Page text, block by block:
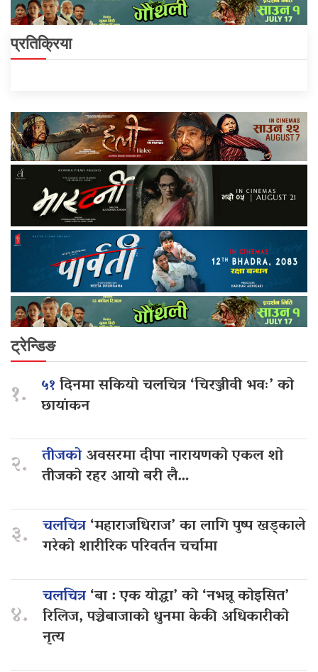
प्रतिक्रिया
ट्रेन्डिङ
१. ५१दिनमा सकियो चलचित्र ‘चिरञ्जीवी भवः’ को
छायांकन
२. तीजकोअवसरमा दीपा नारायणको एकल शो
तीजको रहर आयो बरी लै…
३. चलचित्र‘महाराजधिराज’ का लागि पुष्प खड्काले
गरेको शारीरिक परिवर्तन चर्चामा
४.
चलचित्र‘बा : एक योद्धा’ को ‘नभन्नू कोइसित’
रिलिज, पञ्चेबाजाको धुनमा केकी अधिकारीको
नृत्य